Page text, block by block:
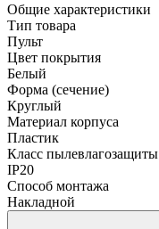
Общие характеристики
Тип товара
Пульт
Цвет покрытия
Белый
Форма (сечение)
Круглый
Материал корпуса
Пластик
Класс пылевлагозащиты
IP20
Способ монтажа
Накладной